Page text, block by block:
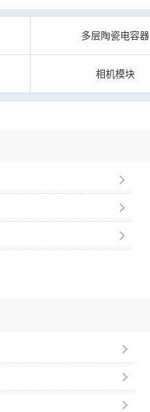
多层陶瓷电容器
相机模块